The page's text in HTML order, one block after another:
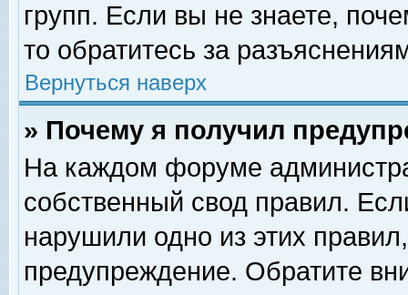
групп. Если вы не знаете,
то обратитесь за
Вернуться наверх
» Почему я получил
На каждом форуме
собственный свод правил.
нарушили одно из этих
предупреждение. Обратите